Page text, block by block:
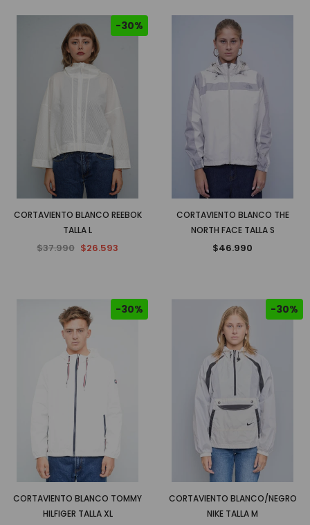
-30%
CORTAVIENTO BLANCO REEBOK
TALLA L
$37.990 $26.593
CORTAVIENTO BLANCO THE
NORTH FACE TALLA S
$46.990
-30%
CORTAVIENTO BLANCO TOMMY
HILFIGER TALLA XL
-30%
CORTAVIENTO BLANCO/NEGRO
NIKE TALLA M